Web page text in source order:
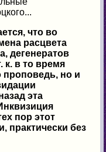
что во
расцвета
дегенератов
в то время
проповедь, но и
эта
пор этот
практически без